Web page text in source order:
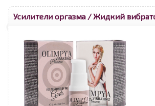
Усилители оргазма / Жидкий